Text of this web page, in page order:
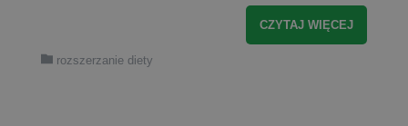
CZYTAJ WIĘCEJ
rozszerzanie diety